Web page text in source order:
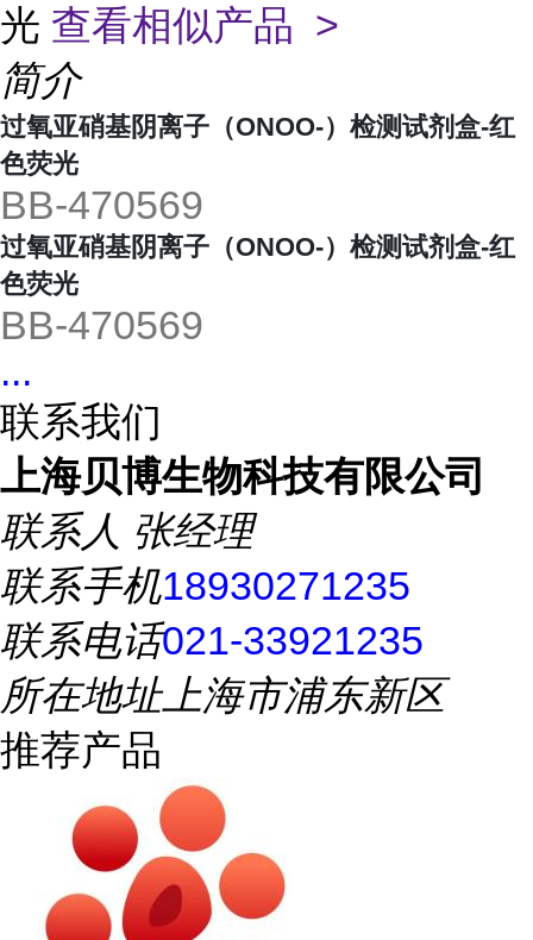
光 查看相似产品 >
简介
过氧亚硝基阴离子（ONOO-）检测试剂盒-红
色荧光
BB-470569
过氧亚硝基阴离子（ONOO-）检测试剂盒-红
色荧光
BB-470569
...
联系我们
上海贝博生物科技有限公司
联系人 张经理
联系手机18930271235
联系电话021-33921235
所在地址上海市浦东新区
推荐产品